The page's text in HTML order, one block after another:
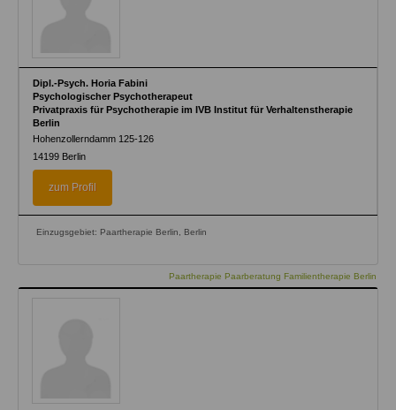
Dipl.-Psych. Horia Fabini
Psychologischer Psychotherapeut
Privatpraxis für Psychotherapie im IVB Institut für Verhaltenstherapie
Berlin
Hohenzollerndamm 125-126
14199 Berlin
zum Profil
Einzugsgebiet: Paartherapie Berlin, Berlin
Paartherapie Paarberatung Familientherapie Berlin